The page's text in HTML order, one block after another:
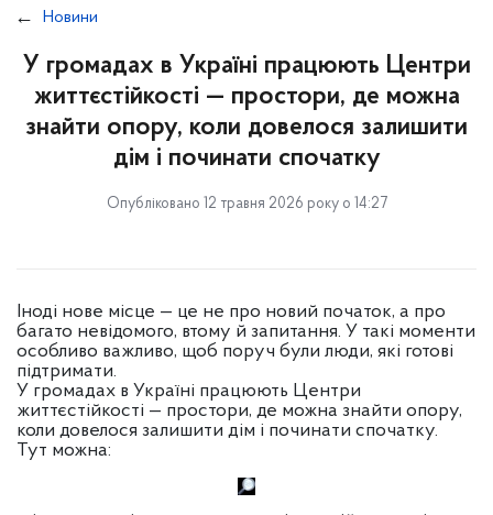
Новини
У громадах в Україні працюють Центри
життєстійкості — простори, де можна
знайти опору, коли довелося залишити
дім і починати спочатку
Опубліковано 12 травня 2026 року о 14:27
Іноді нове місце — це не про новий початок, а про
багато невідомого, втому й запитання. У такі моменти
особливо важливо, щоб поруч були люди, які готові
підтримати.
У громадах в Україні працюють Центри
життєстійкості — простори, де можна знайти опору,
коли довелося залишити дім і починати спочатку.
Тут можна: